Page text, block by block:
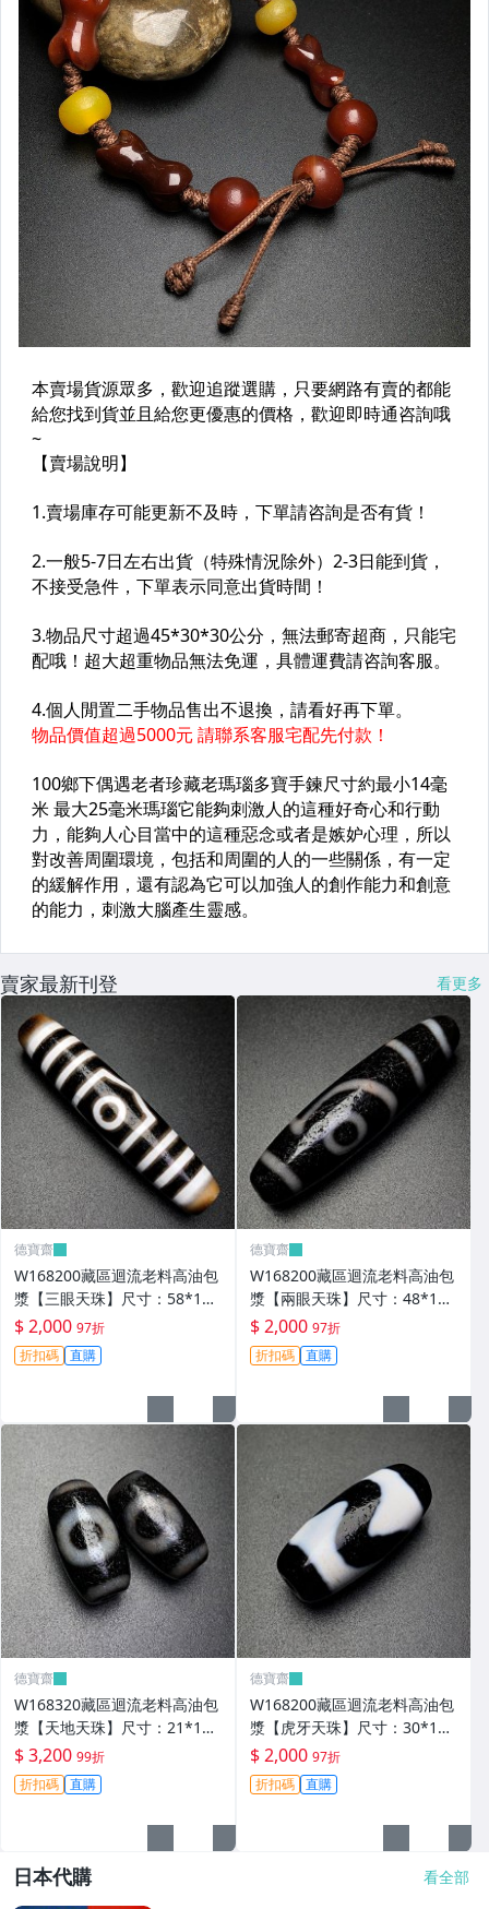
賣家最新刊登 看更多
德寶齋
W168200藏區迴流老料高油包
漿【三眼天珠】尺寸：58*13
毫米 重量15.2克馬蹄清紋晰 天
珠 瑪瑙 文玩【德寶齋】499
$ 2,000 97折
折扣碼 直購
德寶齋
W168200藏區迴流老料高油包
漿【兩眼天珠】尺寸：48*12
毫米 重量11克圖騰清晰流暢
天珠 瑪瑙 文玩【德寶齋】498
$ 2,000 97折
折扣碼 直購
德寶齋
W168320藏區迴流老料高油包
漿【天地天珠】尺寸：21*11
毫米 重量8.3克天圓地方， 天
珠 瑪瑙 文玩【德寶齋】999
$ 3,200 99折
折扣碼 直購
德寶齋
W168200藏區迴流老料高油包
漿【虎牙天珠】尺寸：30*13
毫米 重量8.8克一顆可以改 天
珠 瑪瑙 文玩【德寶齋】497
$ 2,000 97折
折扣碼 直購
日本代購 看全部